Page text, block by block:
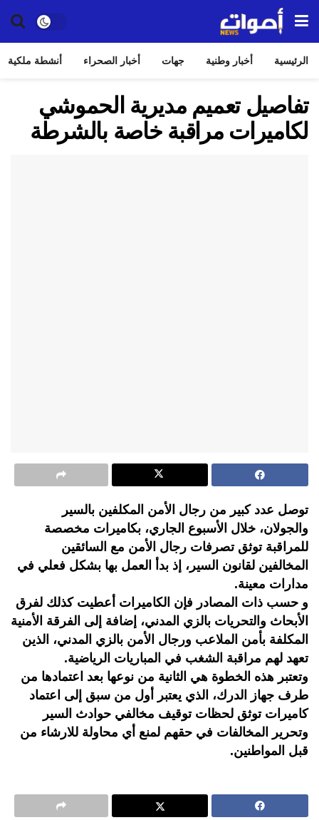
الرئيسية أخبار وطنية جهات أخبار الصحراء أنشطة ملكية
تفاصيل تعميم مديرية الحموشي
لكاميرات مراقبة خاصة بالشرطة
توصل عدد كبير من رجال الأمن المكلفين بالسير
والجولان، خلال الأسبوع الجاري، بكاميرات مخصصة
للمراقبة توثق تصرفات رجال الأمن مع السائقين
المخالفين لقانون السير، إذ بدأ العمل بها بشكل فعلي في
مدارات معينة.
و حسب ذات المصادر فإن الكاميرات أعطيت كذلك لفرق
الأبحاث والتحريات بالزي المدني، إضافة إلى الفرقة الأمنية
المكلفة بأمن الملاعب ورجال الأمن بالزي المدني، الذين
تعهد لهم مراقبة الشغب في المباريات الرياضية.
وتعتبر هذه الخطوة هي الثانية من نوعها بعد اعتمادها من
طرف جهاز الدرك، الذي يعتبر أول من سبق إلى اعتماد
كاميرات توثق لحظات توقیف مخالفي حوادث السير
وتحرير المخالفات في حقهم لمنع أي محاولة للارشاء من
قبل المواطنين.